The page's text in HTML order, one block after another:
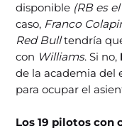
disponible (RB es
caso, Franco
Red Bulltendría
con Williams. Si no,
de la academia del
para ocupar el
Los 19 pilotos con